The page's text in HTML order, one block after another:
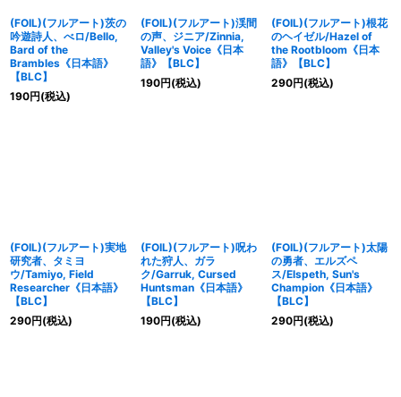
(FOIL)(フルアート)茨の
吟遊詩人、べロ/Bello,
Bard of the
Brambles《日本語》
【BLC】
190円(税込)
(FOIL)(フルアート)渓間
の声、ジニア/Zinnia,
Valley's Voice《日本
語》【BLC】
190円(税込)
(FOIL)(フルアート)根花
のヘイゼル/Hazel of
the Rootbloom《日本
語》【BLC】
290円(税込)
(FOIL)(フルアート)実地
研究者、タミヨ
ウ/Tamiyo, Field
Researcher《日本語》
【BLC】
290円(税込)
(FOIL)(フルアート)呪わ
れた狩人、ガラ
ク/Garruk, Cursed
Huntsman《日本語》
【BLC】
190円(税込)
(FOIL)(フルアート)太陽
の勇者、エルズペ
ス/Elspeth, Sun's
Champion《日本語》
【BLC】
290円(税込)